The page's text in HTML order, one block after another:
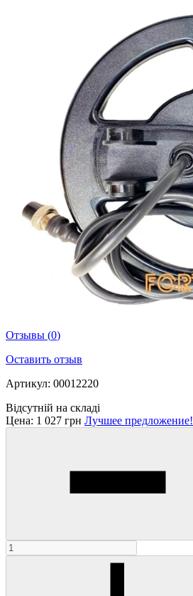
Отзывы (0)
Оставить отзыв
Артикул: 00012220
Відсутній на складі
Цена: 1 027 грн Лучшее предложение!